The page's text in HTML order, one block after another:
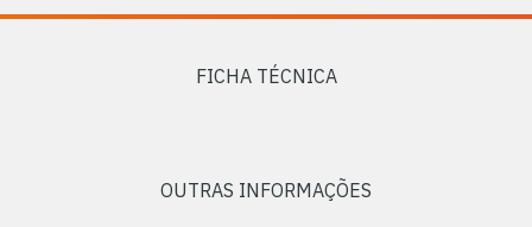
FICHA TÉCNICA
OUTRAS INFORMAÇÕES